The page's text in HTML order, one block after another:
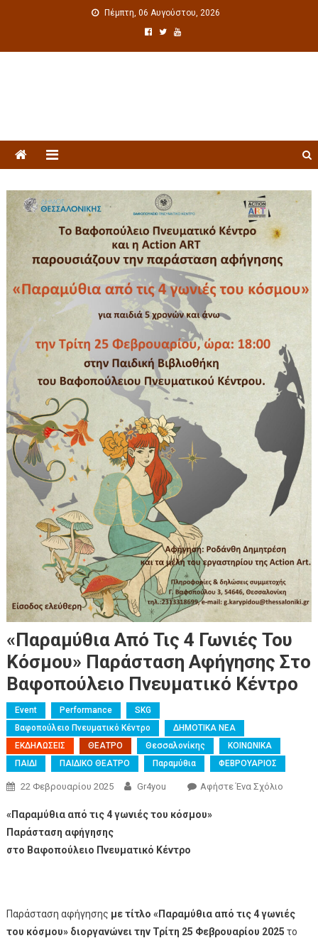
Πέμπτη, 06 Αυγούστου, 2026
«Παραμύθια Από Τις 4 Γωνιές Του
Κόσμου» Παράσταση Αφήγησης Στο
Βαφοπούλειο Πνευματικό Κέντρο
Event Performance
SKG
Βαφοπούλειο Πνευματικό Κέντρο
ΔΗΜΟΤΙΚΑ ΝΕΑ
ΕΚΔΗΛΩΣΕΙΣ
ΘΕΑΤΡΟ Θεσσαλονίκης
ΚΟΙΝΩΝΙΚΑ
ΠΑΙΔΙ
ΠΑΙΔΙΚΟ ΘΕΑΤΡΟ Παραμύθια ΦΕΒΡΟΥΑΡΙΟΣ
22 Φεβρουαρίου 2025 Gr4you Αφήστε Ένα Σχόλιο
«Παραμύθια από τις 4 γωνιές του κόσμου»
Παράσταση αφήγησης
στο Βαφοπούλειο Πνευματικό Κέντρο
Παράσταση αφήγησης με τίτλο «Παραμύθια από τις 4 γωνιές
του κόσμου» διοργανώνει την Τρίτη 25 Φεβρουαρίου 2025 το